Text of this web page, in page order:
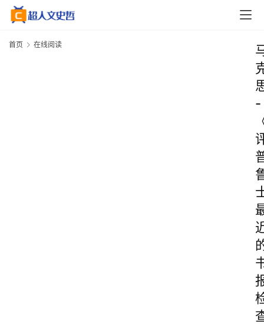
首页 在线阅读
-